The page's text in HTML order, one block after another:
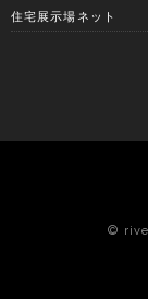
住宅展示場ネット
©